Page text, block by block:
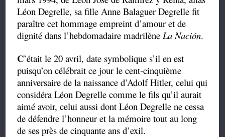
Léon Degrelle, sa fille Anne Balaguer Degrelle fit
paraître cet hommage empreint d’amour et de
dignité dans l’hebdomadaire madrilène La Nación.
C’était le 20 avril, date symbolique s’il en est
puisqu’on célébrait ce jour le cent-cinquième
anniversaire de la naissance d’Adolf Hitler, celui qui
considéra Léon Degrelle comme le fils qu’il aurait
aimé avoir, celui aussi dont Léon Degrelle ne cessa
de défendre l’honneur et la mémoire tout au long
de ses près de cinquante ans d’exil.